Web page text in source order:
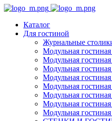
Каталог
Для гостиной
Журнальные
Модульная
Модульная
Модульная
Модульная
Модульная
Модульная
Модульная
Модульная